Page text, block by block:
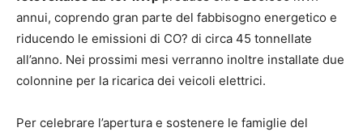
annui, coprendo gran parte del fabbisogno energetico e
riducendo le emissioni di CO? di circa 45 tonnellate
all’anno. Nei prossimi mesi verranno inoltre installate due
colonnine per la ricarica dei veicoli elettrici.
Per celebrare l’apertura e sostenere le famiglie del